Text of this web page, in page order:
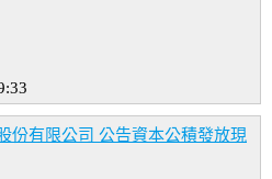
份有限公司 公告資本公積發放現